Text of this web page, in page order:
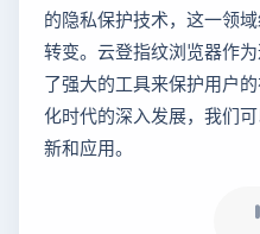
的隐私保护技术，这一领
转变。云登指纹浏览器作
了强大的工具来保护用户
化时代的深入发展，我们
新和应用。